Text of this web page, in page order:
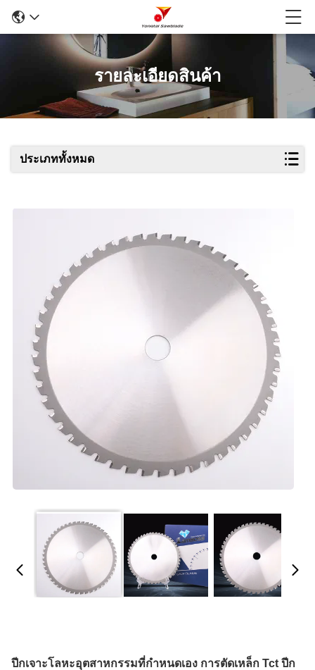
รายละเอียดสินค้า
ประเภททั้งหมด
ปีกเจาะโลหะอุตสาหกรรมที่กําหนดเอง การตัดเหล็ก Tct ปีก